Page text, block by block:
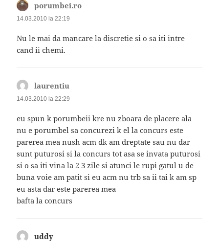
porumbei.ro
14.03.2010 la 22:19
Nu le mai da mancare la discretie si o sa iti intre
cand ii chemi.
laurentiu
14.03.2010 la 22:29
eu spun k porumbeii kre nu zboara de placere ala
nu e porumbel sa concurezi k el la concurs este
parerea mea nush acm dk am dreptate sau nu dar
sunt puturosi si la concurs tot asa se invata puturosi
si o sa iti vina la 2 3 zile si atunci le rupi gatul u de
buna voie am patit si eu acm nu trb sa ii tai k am sp
eu asta dar este parerea mea
bafta la concurs
uddy